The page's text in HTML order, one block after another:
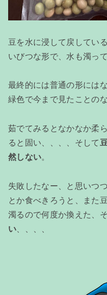
豆を水に浸して戻してい
いびつな形で、水も濁っ
最終的には普通の形には
緑色で今まで見たことの
茹でてみるとなかなか柔
ると固い、、、、そして
然しない。
失敗したなー、と思いつ
とか食べきろうと、また
濁るので何度か換えた、
い